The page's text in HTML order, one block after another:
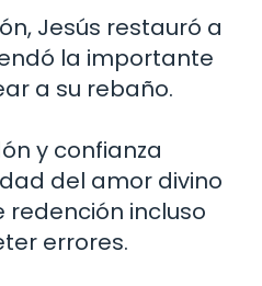
Jesús restauró a
la importante
a su rebaño.
y confianza
del amor divino
incluso
errores.